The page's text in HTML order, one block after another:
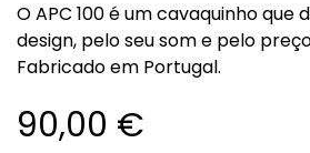
O APC 100 é um cavaquinho que
design, pelo seu som e pelo
Fabricado em Portugal.
90,00 €